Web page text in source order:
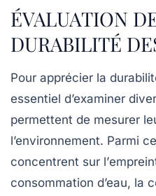
ÉVALUATION
DURABILITÉ
Pour apprécier la
essentiel d’examiner
permettent de mesurer
l’environnement. Parmi
concentrent sur l’
consommation d’eau, la